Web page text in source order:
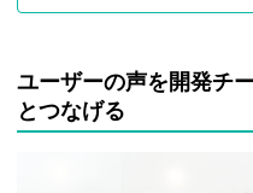
ユーザーの声を開発チ
とつなげる